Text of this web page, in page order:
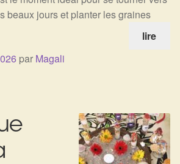
beaux jours et planter les graines
lire
par Magali